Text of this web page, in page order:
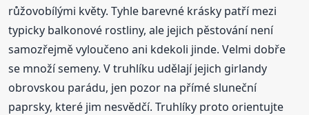
růžovobílými květy. Tyhle barevné krásky patří mezi
typicky balkonové rostliny, ale jejich pěstování není
samozřejmě vyloučeno ani kdekoli jinde. Velmi dobře
se množí semeny. V truhlíku udělají jejich girlandy
obrovskou parádu, jen pozor na přímé sluneční
paprsky, které jim nesvědčí. Truhlíky proto orientujte